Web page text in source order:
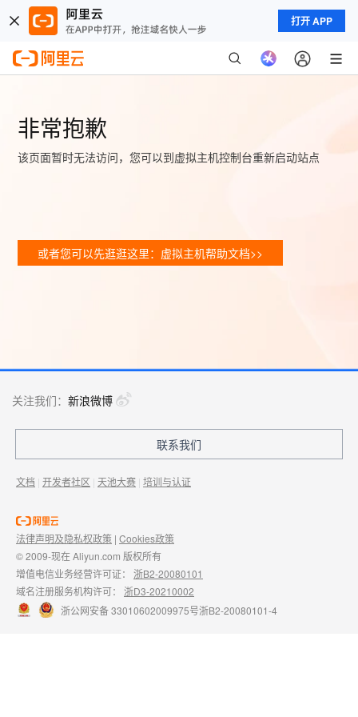
打开 APP
非常抱歉
该页面暂时无法访问，您可以到虚拟主机控制台重新启动站点
或者您可以先逛逛这里：虚拟主机帮助文档>>